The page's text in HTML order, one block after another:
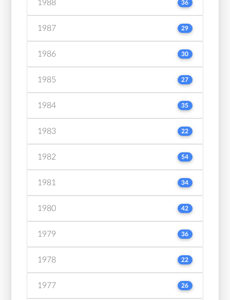
1988 36
1987 29
1986 30
1985 27
1984 35
1983 22
1982 54
1981 34
1980 42
1979 36
1978 22
1977 26